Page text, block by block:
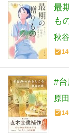
最
も
秋
#
原